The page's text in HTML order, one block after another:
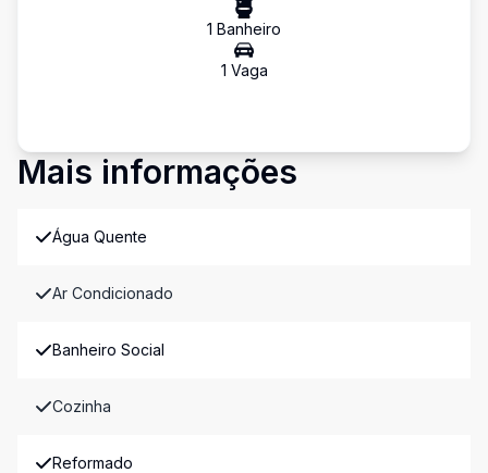
1 Banheiro
1 Vaga
Mais informações
Água Quente
Ar Condicionado
Banheiro Social
Cozinha
Reformado